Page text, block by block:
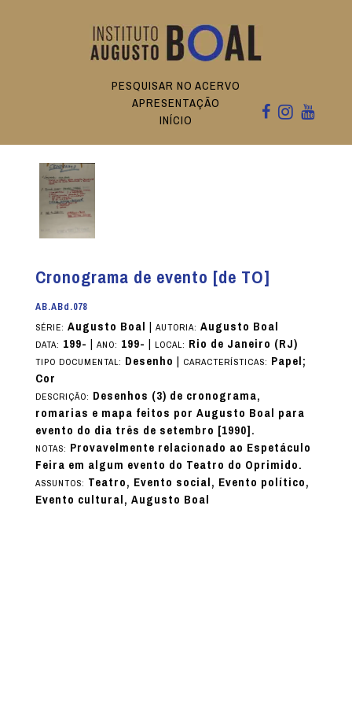
PESQUISAR NO ACERVO
APRESENTAÇÃO
INÍCIO
Cronograma de evento [de TO]
AB.ABd.078
SÉRIE: Augusto Boal | AUTORIA: Augusto Boal
DATA: 199- | ANO: 199- | LOCAL: Rio de Janeiro (RJ)
TIPO DOCUMENTAL: Desenho | CARACTERÍSTICAS: Papel;
Cor
DESCRIÇÃO: Desenhos (3) de cronograma,
romarias e mapa feitos por Augusto Boal para
evento do dia três de setembro [1990].
NOTAS: Provavelmente relacionado ao Espetáculo
Feira em algum evento do Teatro do Oprimido.
ASSUNTOS: Teatro, Evento social, Evento político,
Evento cultural, Augusto Boal